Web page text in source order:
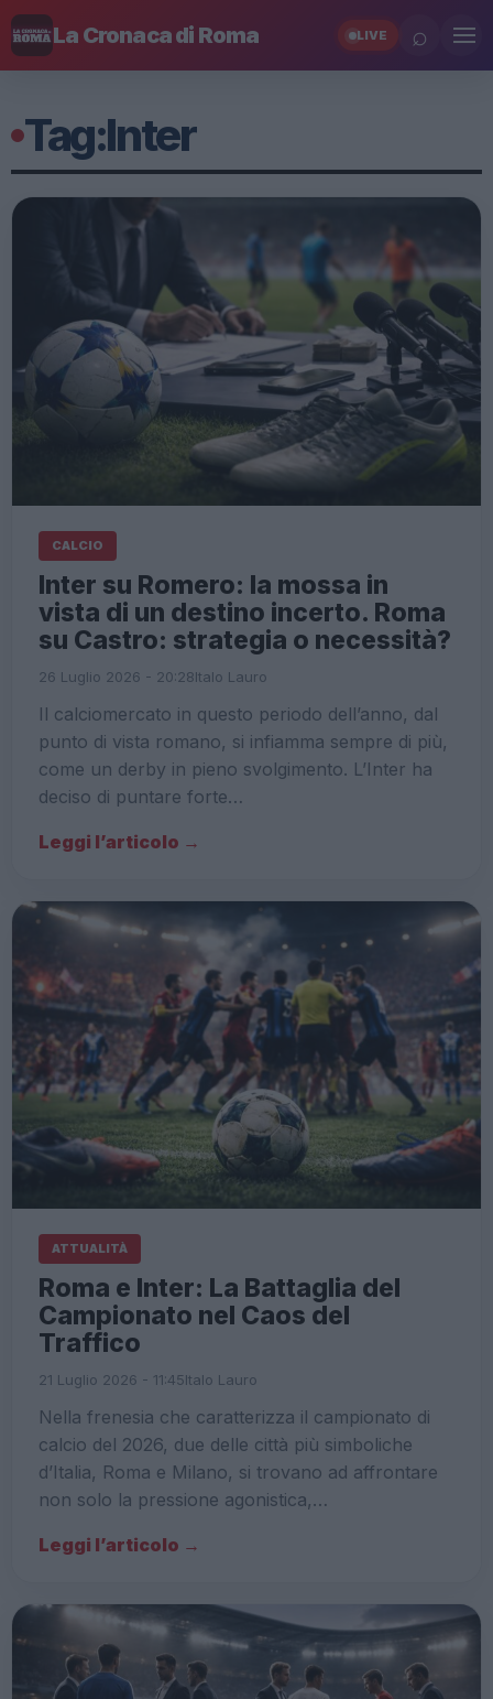
La Cronaca di Roma LIVE ⌕
Tag:Inter
CALCIO
Inter su Romero: la mossa in
vista di un destino incerto. Roma
su Castro: strategia o necessità?
26 Luglio 2026 - 20:28Italo Lauro
Il calciomercato in questo periodo dell’anno, dal
punto di vista romano, si infiamma sempre di più,
come un derby in pieno svolgimento. L’Inter ha
deciso di puntare forte…
Leggi l’articolo →
ATTUALITÀ
Roma e Inter: La Battaglia del
Campionato nel Caos del
Traffico
21 Luglio 2026 - 11:45Italo Lauro
Nella frenesia che caratterizza il campionato di
calcio del 2026, due delle città più simboliche
d’Italia, Roma e Milano, si trovano ad affrontare
non solo la pressione agonistica,…
Leggi l’articolo →